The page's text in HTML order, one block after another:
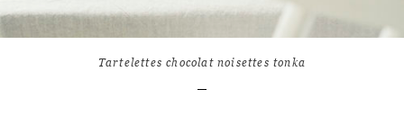
Tartelettes chocolat noisettes tonka